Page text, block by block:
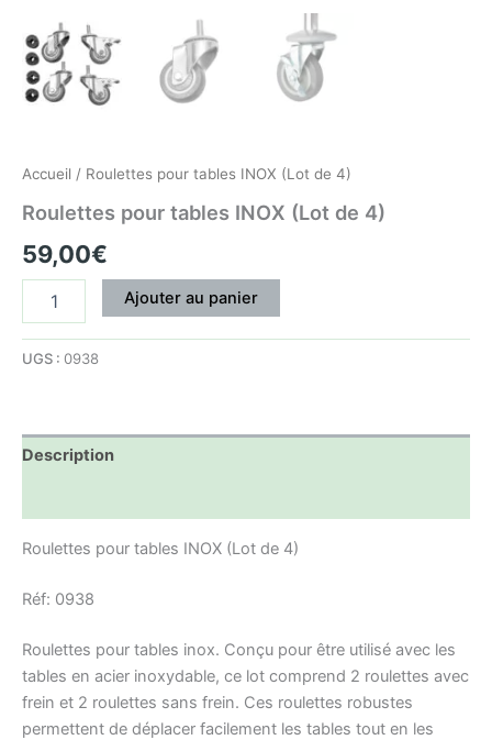
Accueil / Roulettes pour tables INOX (Lot de 4)
Roulettes pour tables INOX (Lot de 4)
59,00€
Ajouter au panier
UGS : 0938
Description
Roulettes pour tables INOX (Lot de 4)
Réf: 0938
Roulettes pour tables inox. Conçu pour être utilisé avec les
tables en acier inoxydable, ce lot comprend 2 roulettes avec
frein et 2 roulettes sans frein. Ces roulettes robustes
permettent de déplacer facilement les tables tout en les